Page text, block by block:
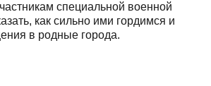
специальной военной
как сильно ими гордимся и
в родные города.